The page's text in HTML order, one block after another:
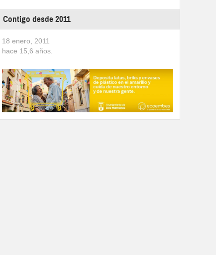
Contigo desde 2011
18 enero, 2011
hace 15,6 años.